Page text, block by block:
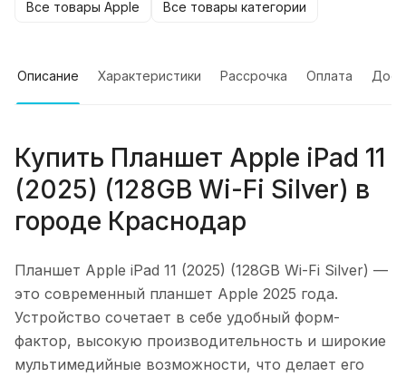
Все товары Apple Все товары категории
Описание Характеристики Рассрочка Оплата
Купить Планшет Apple iPad 11
(2025) (128GB Wi-Fi Silver) в
городе Краснодар
Планшет Apple iPad 11 (2025) (128GB Wi-Fi Silver) —
это современный планшет Apple 2025 года.
Устройство сочетает в себе удобный форм-
фактор, высокую производительность и широкие
мультимедийные возможности, что делает его